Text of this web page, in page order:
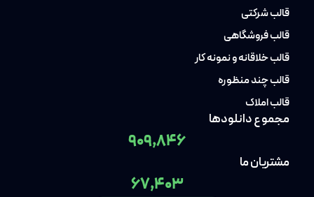
قالب شرکتی
قالب فروشگاهی
قالب خلاقانه و نمونه کار
قالب چند منظوره
قالب املاک
مجموع دانلودها
909,846
مشتریان ما
67,403